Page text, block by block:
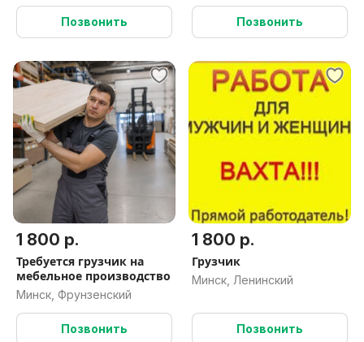
Позвонить Позвонить
1 800 р.
Требуется грузчик на
мебельное производство
Минск, Фрунзенский
Позвонить
1 800 р.
Грузчик
Минск, Ленинский
Позвонить